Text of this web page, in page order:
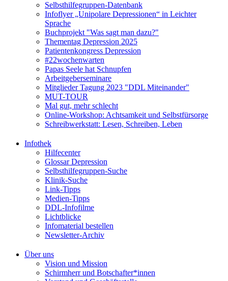
Selbsthilfegruppen-Datenbank
Infoflyer „Unipolare Depressionen“ in Leichter
Sprache
Buchprojekt "Was sagt man dazu?"
Thementag Depression 2025
Patientenkongress Depression
#22wochenwarten
Papas Seele hat Schnupfen
Arbeitgeberseminare
Mitglieder Tagung 2023 "DDL Miteinander"
MUT-TOUR
Mal gut, mehr schlecht
Online-Workshop: Achtsamkeit und Selbstfürsorge
Schreibwerkstatt: Lesen, Schreiben, Leben
Infothek
Hilfecenter
Glossar Depression
Selbsthilfegruppen-Suche
Klinik-Suche
Link-Tipps
Medien-Tipps
DDL-Infofilme
Lichtblicke
Infomaterial bestellen
Newsletter-Archiv
Über uns
Vision und Mission
Schirmherr und Botschafter*innen